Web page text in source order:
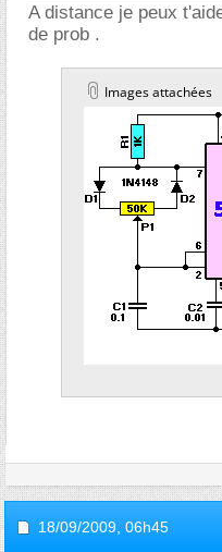
A distance je peux
de prob .
Images attachées
18/09/2009, 06h45